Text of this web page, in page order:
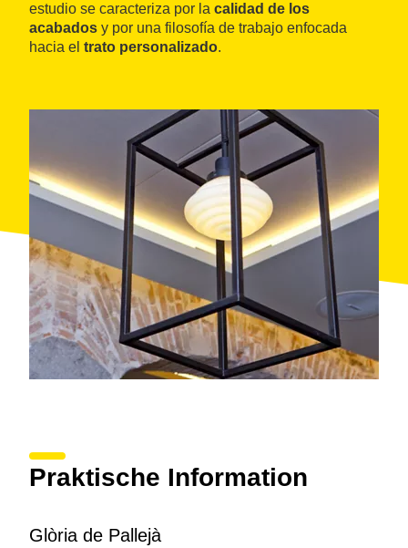
estudio se caracteriza por la calidad de los
acabados y por una filosofía de trabajo enfocada
hacia el trato personalizado.
Praktische Information
Glòria de Pallejà